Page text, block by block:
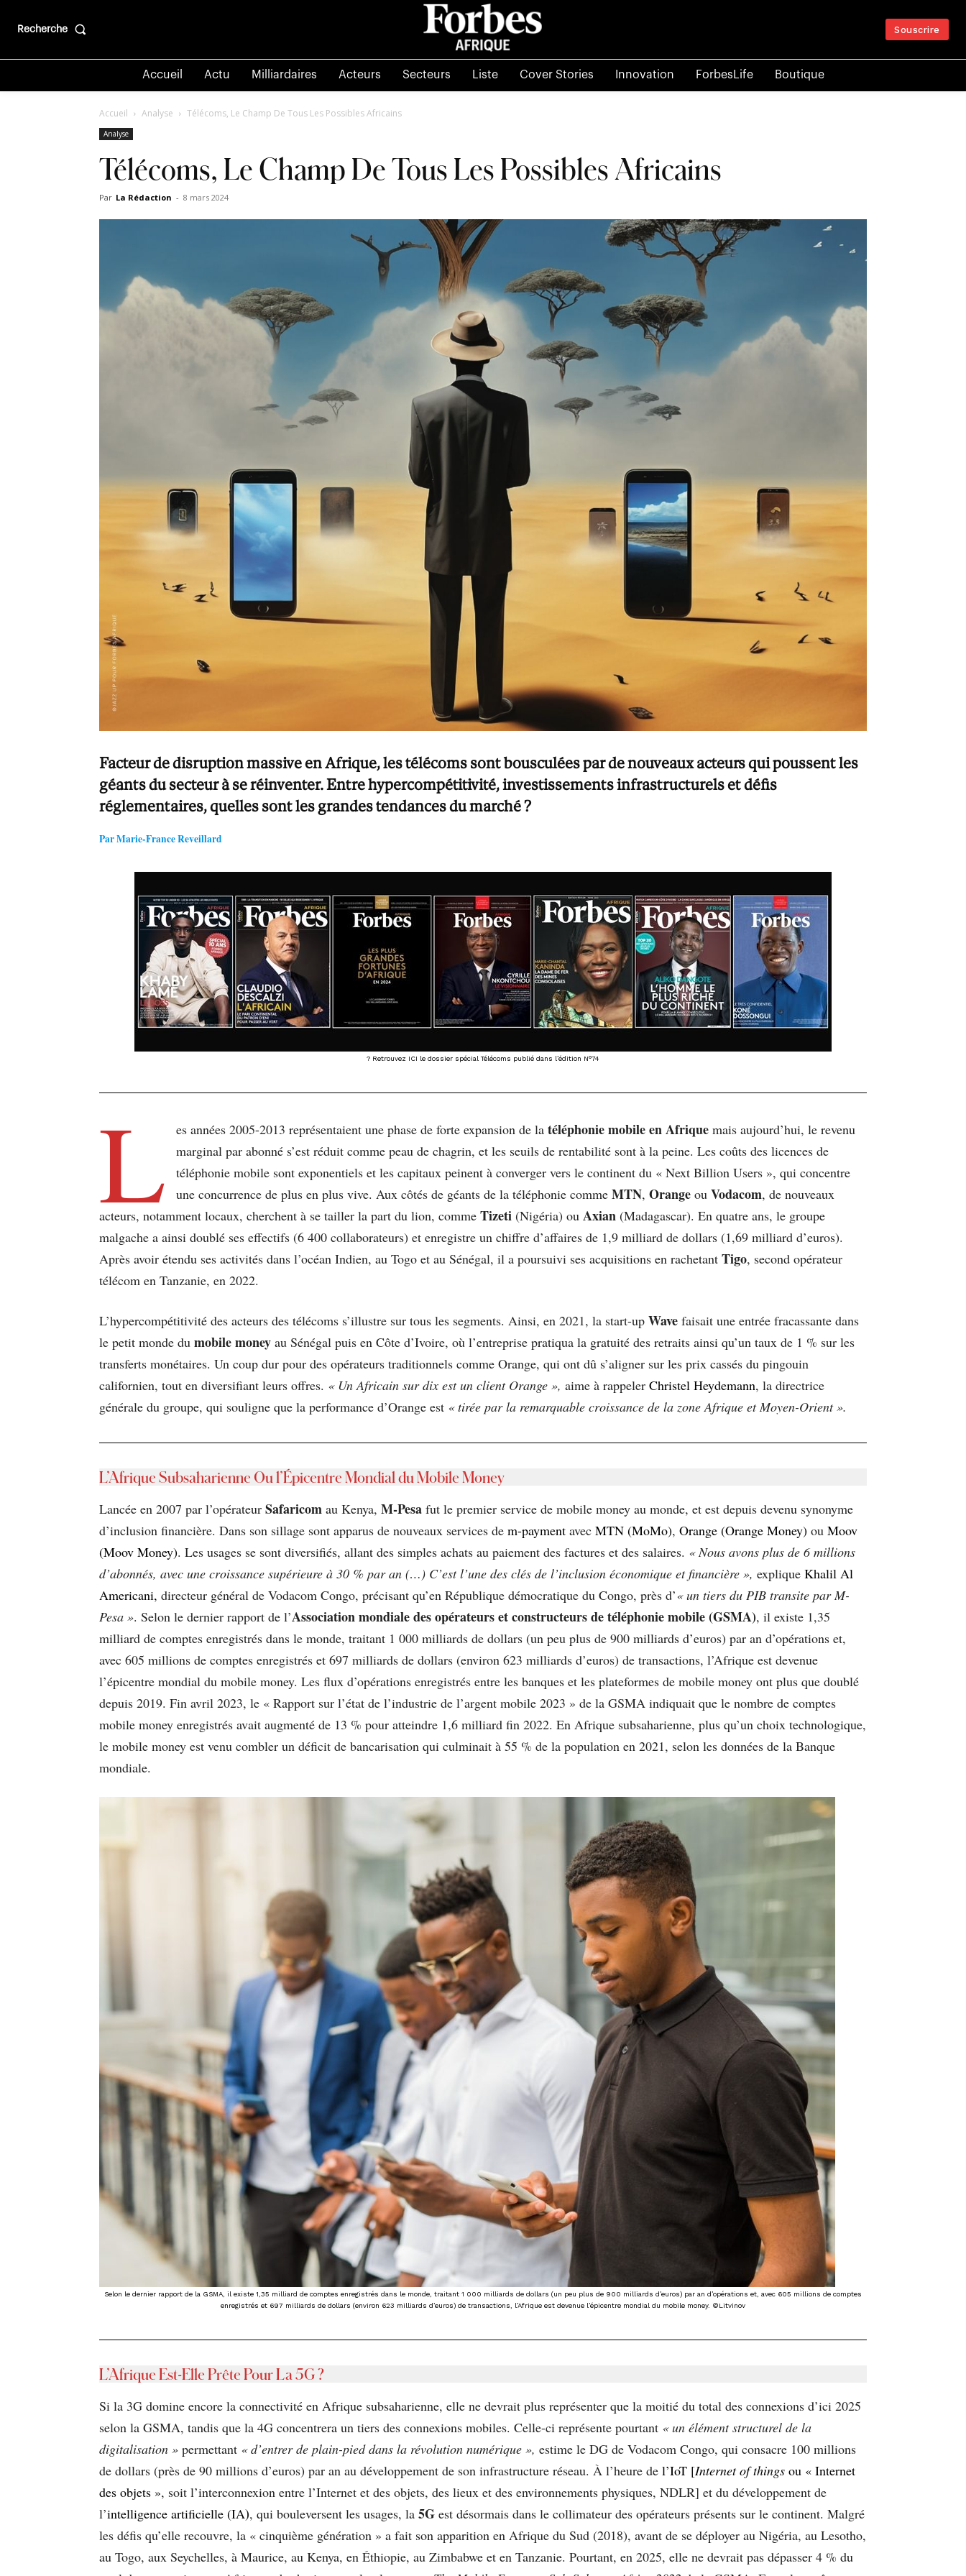
Recherche Souscrire
Accueil Actu Milliardaires Acteurs Secteurs Liste Cover Stories Innovation ForbesLife Boutique
Accueil Analyse Télécoms, Le Champ De Tous Les Possibles Africains
Analyse
Télécoms, Le Champ De Tous Les Possibles Africains
Par La Rédaction - 8 mars 2024
Facteur de disruption massive en Afrique, les télécoms sont bousculées par de nouveaux acteurs qui poussent les
géants du secteur à se réinventer. Entre hypercompétitivité, investissements infrastructurels et défis
réglementaires, quelles sont les grandes tendances du marché ?
Par Marie-France Reveillard
? Retrouvez ICI le dossier spécial Télécoms publié dans l’édition N°74
L es années 2005-2013 représentaient une phase de forte expansion de latéléphonie mobile en Afrique mais aujourd’hui, le revenu
marginal par abonné s’est réduit comme peau de chagrin, et les seuils de rentabilité sont à la peine. Les coûts des licences de
téléphonie mobile sont exponentiels et les capitaux peinent à converger vers le continent du « Next Billion Users », qui concentre
une concurrence de plus en plus vive. Aux côtés de géants de la téléphonie commeMTN,OrangeouVodacom, de nouveaux
acteurs, notamment locaux, cherchent à se tailler la part du lion, comme Tizeti (Nigéria) ou Axian (Madagascar). En quatre ans, le groupe
malgache a ainsi doublé ses effectifs (6 400 collaborateurs) et enregistre un chiffre d’affaires de 1,9 milliard de dollars (1,69 milliard d’euros).
Après avoir étendu ses activités dans l’océan Indien, au Togo et au Sénégal, il a poursuivi ses acquisitions en rachetant Tigo, second opérateur
télécom en Tanzanie, en 2022.
L’hypercompétitivité des acteurs des télécoms s’illustre sur tous les segments. Ainsi, en 2021, la start-up Wave faisait une entrée fracassante dans
le petit monde du mobile money au Sénégal puis en Côte d’Ivoire, où l’entreprise pratiqua la gratuité des retraits ainsi qu’un taux de 1 % sur les
transferts monétaires. Un coup dur pour des opérateurs traditionnels comme Orange, qui ont dû s’aligner sur les prix cassés du pingouin
californien, tout en diversifiant leurs offres. « Un Africain sur dix est un client Orange », aime à rappeler Christel Heydemann, la directrice
générale du groupe, qui souligne que la performance d’Orange est « tirée par la remarquable croissance de la zone Afrique et Moyen-Orient ».
L’Afrique Subsaharienne Ou l’Épicentre Mondial du Mobile Money
Lancée en 2007 par l’opérateur Safaricom au Kenya, M-Pesa fut le premier service de mobile money au monde, et est depuis devenu synonyme
d’inclusion financière. Dans son sillage sont apparus de nouveaux services de m-payment avec MTN (MoMo), Orange (Orange Money) ou Moov
(Moov Money). Les usages se sont diversifiés, allant des simples achats au paiement des factures et des salaires. « Nous avons plus de 6 millions
d’abonnés, avec une croissance supérieure à 30 % par an (…) C’est l’une des clés de l’inclusion économique et financière », explique Khalil Al
Americani, directeur général de Vodacom Congo, précisant qu’en République démocratique du Congo, près d’« un tiers du PIB transite par M-
Pesa ». Selon le dernier rapport de l’Association mondiale des opérateurs et constructeurs de téléphonie mobile (GSMA), il existe 1,35
milliard de comptes enregistrés dans le monde, traitant 1 000 milliards de dollars (un peu plus de 900 milliards d’euros) par an d’opérations et,
avec 605 millions de comptes enregistrés et 697 milliards de dollars (environ 623 milliards d’euros) de transactions, l’Afrique est devenue
l’épicentre mondial du mobile money. Les flux d’opérations enregistrés entre les banques et les plateformes de mobile money ont plus que doublé
depuis 2019. Fin avril 2023, le « Rapport sur l’état de l’industrie de l’argent mobile 2023 » de la GSMA indiquait que le nombre de comptes
mobile money enregistrés avait augmenté de 13 % pour atteindre 1,6 milliard fin 2022. En Afrique subsaharienne, plus qu’un choix technologique,
le mobile money est venu combler un déficit de bancarisation qui culminait à 55 % de la population en 2021, selon les données de la Banque
mondiale.
Selon le dernier rapport de la GSMA, il existe 1,35 milliard de comptes enregistrés dans le monde, traitant 1 000 milliards de dollars (un peu plus de 900 milliards d’euros) par an d’opérations et, avec 605 millions de comptes
enregistrés et 697 milliards de dollars (environ 623 milliards d’euros) de transactions, l’Afrique est devenue l’épicentre mondial du mobile money. ©Litvinov
L’Afrique Est-Elle Prête Pour La 5G ?
Si la 3G domine encore la connectivité en Afrique subsaharienne, elle ne devrait plus représenter que la moitié du total des connexions d’ici 2025
selon la GSMA, tandis que la 4G concentrera un tiers des connexions mobiles. Celle-ci représente pourtant « un élément structurel de la
digitalisation » permettant « d’entrer de plain-pied dans la révolution numérique », estime le DG de Vodacom Congo, qui consacre 100 millions
de dollars (près de 90 millions d’euros) par an au développement de son infrastructure réseau. À l’heure de l’IoT [Internet of things ou « Internet
des objets », soit l’interconnexion entre l’Internet et des objets, des lieux et des environnements physiques, NDLR] et du développement de
l’intelligence artificielle (IA), qui bouleversent les usages, la 5G est désormais dans le collimateur des opérateurs présents sur le continent. Malgré
les défis qu’elle recouvre, la « cinquième génération » a fait son apparition en Afrique du Sud (2018), avant de se déployer au Nigéria, au Lesotho,
au Togo, aux Seychelles, à Maurice, au Kenya, en Éthiopie, au Zimbabwe et en Tanzanie. Pourtant, en 2025, elle ne devrait pas dépasser 4 % du